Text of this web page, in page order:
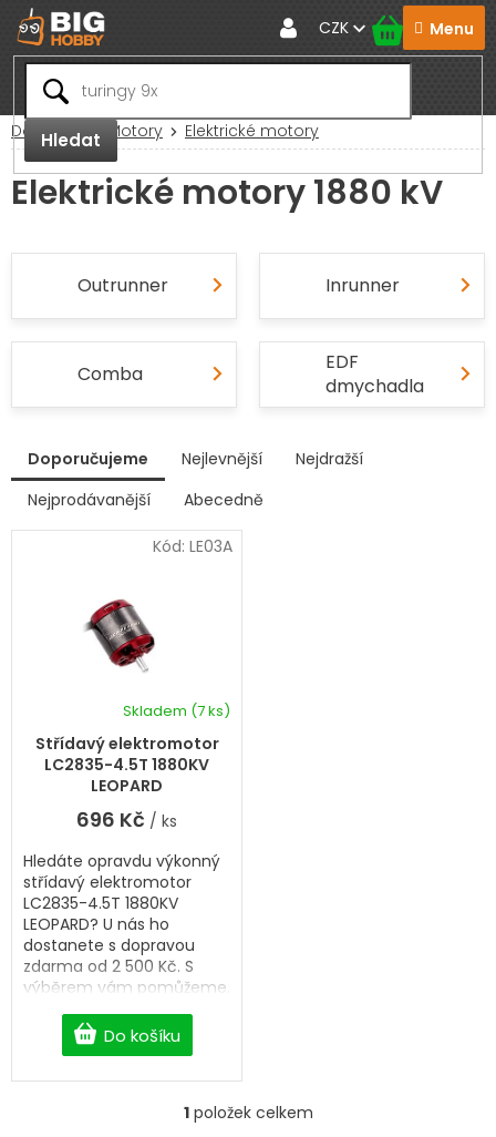
Přejít
na
obsah
Hledat
CZK
Domů RC Motory Elektrické motory
Elektrické motory 1880 kV
Outrunner Inrunner
Comba
EDF
dmychadla
a
Doporučujeme Nejlevnější
Nejdražší
Nejprodávanější
Abecedně
ý
i
Střídavý elektromotor
LC2835-4.5T 1880KV
LEOPARD
Skladem (7 ks)
696 Kč / ks
Do košíku
Hledáte opravdu výkonný
střídavý elektromotor
LC2835-4.5T 1880KV
LEOPARD? U nás ho
dostanete s dopravou
zdarma od 2 500 Kč. S
výběrem vám pomůžeme.
Kód: LE03A
O
1položek celkem